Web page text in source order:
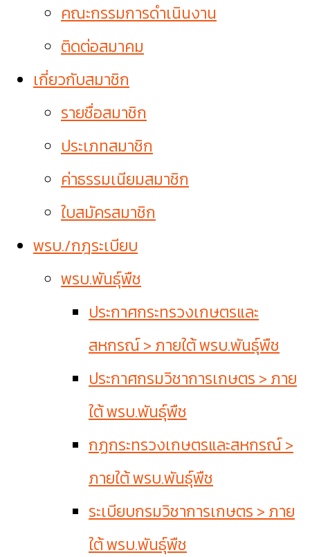
คณะกรรมการดำเนินงาน
ติดต่อสมาคม
เกี่ยวกับสมาชิก
รายชื่อสมาชิก
ประเภทสมาชิก
ค่าธรรมเนียมสมาชิก
ใบสมัครสมาชิก
พรบ./กฎระเบียบ
พรบ.พันธุ์พืช
ประกาศกระทรวงเกษตรและ
สหกรณ์ > ภายใต้ พรบ.พันธุ์พืช
ประกาศกรมวิชาการเกษตร > ภาย
ใต้ พรบ.พันธุ์พืช
กฏกระทรวงเกษตรและสหกรณ์ >
ภายใต้ พรบ.พันธุ์พืช
ระเบียบกรมวิชาการเกษตร > ภาย
ใต้ พรบ.พันธุ์พืช